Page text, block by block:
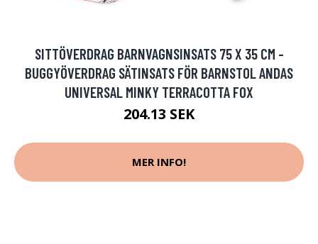
SITTÖVERDRAG BARNVAGNSINSATS 75 X 35 CM -
BUGGYÖVERDRAG SÄTINSATS FÖR BARNSTOL ANDAS
UNIVERSAL MINKY TERRACOTTA FOX
204.13 SEK
MER INFO!